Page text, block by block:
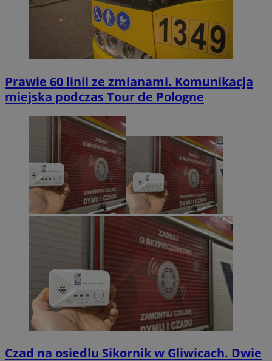
Prawie 60 linii ze zmianami. Komunikacja
miejska podczas Tour de Pologne
Czad na osiedlu Sikornik w Gliwicach. Dwie